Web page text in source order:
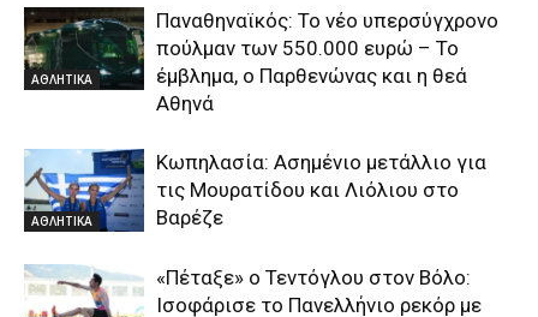
ΑΘΛΗΤΙΚΑ
Παναθηναϊκός: Το νέο υπερσύγχρονο
πούλμαν των 550.000 ευρώ – Το
έμβλημα, ο Παρθενώνας και η θεά
Αθηνά
ΑΘΛΗΤΙΚΑ
Κωπηλασία: Ασημένιο μετάλλιο για
τις Μουρατίδου και Λιόλιου στο
Βαρέζε
«Πέταξε» ο Τεντόγλου στον Βόλο:
Ισοφάρισε το Πανελλήνιο ρεκόρ με